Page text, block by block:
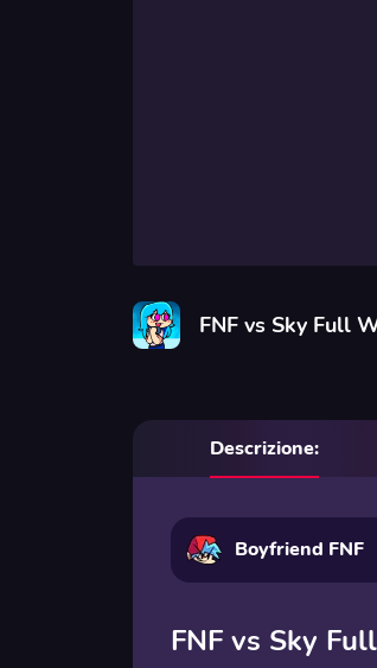
FNF vs Sky Full
Descrizione:
Boyfriend FNF
FNF vs Sky